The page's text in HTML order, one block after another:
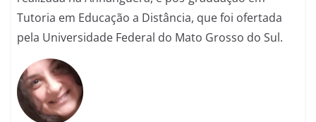
Tutoria em Educação a Distância, que foi ofertada
pela Universidade Federal do Mato Grosso do Sul.